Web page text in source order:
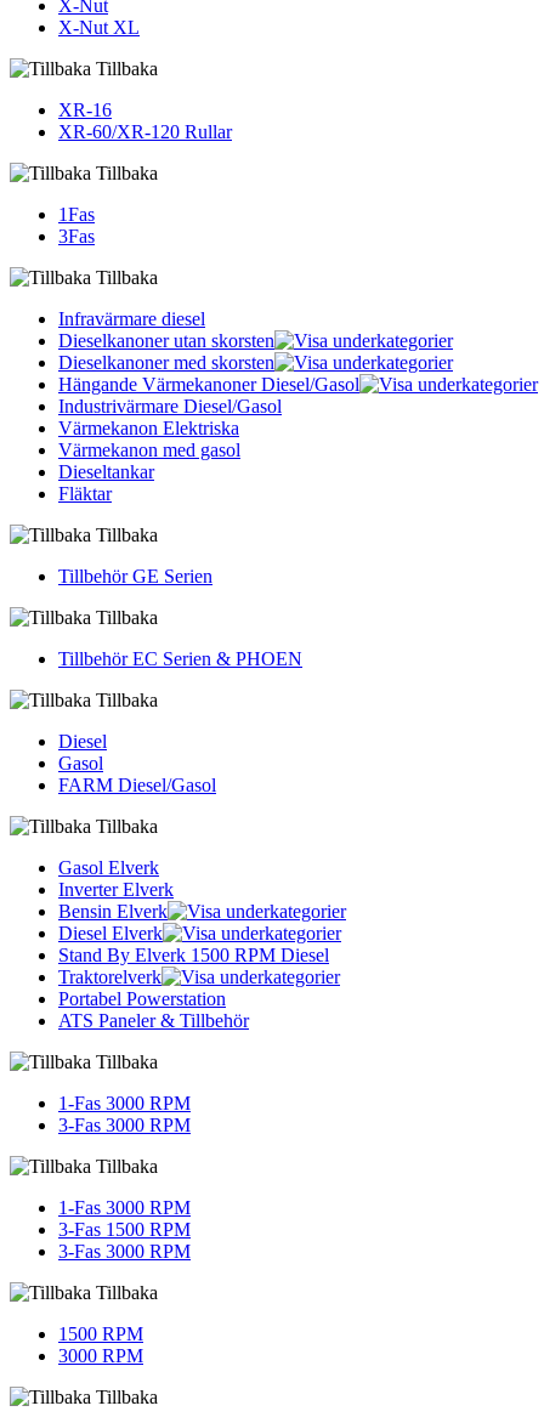
X-Nut
X-Nut XL
Tillbaka
XR-16
XR-60/XR-120 Rullar
Tillbaka
1Fas
3Fas
Tillbaka
Infravärmare diesel
Dieselkanoner utan skorsten
Dieselkanoner med skorsten
Hängande Värmekanoner Diesel/Gasol
Industrivärmare Diesel/Gasol
Värmekanon Elektriska
Värmekanon med gasol
Dieseltankar
Fläktar
Tillbaka
Tillbehör GE Serien
Tillbaka
Tillbehör EC Serien & PHOEN
Tillbaka
Diesel
Gasol
FARM Diesel/Gasol
Tillbaka
Gasol Elverk
Inverter Elverk
Bensin Elverk
Diesel Elverk
Stand By Elverk 1500 RPM Diesel
Traktorelverk
Portabel Powerstation
ATS Paneler & Tillbehör
Tillbaka
1-Fas 3000 RPM
3-Fas 3000 RPM
Tillbaka
1-Fas 3000 RPM
3-Fas 1500 RPM
3-Fas 3000 RPM
Tillbaka
1500 RPM
3000 RPM
Tillbaka